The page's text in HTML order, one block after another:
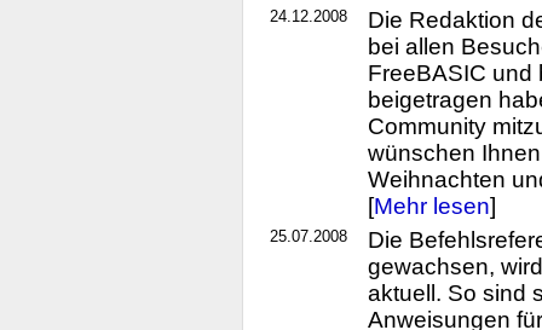
24.12.2008
Die Redaktion
bei allen
FreeBASIC und
beigetragen
Community
wünschen
Weihnachten
[Mehr lesen]
25.07.2008
Die
gewachsen,
aktuell. So sind
Anweisungen